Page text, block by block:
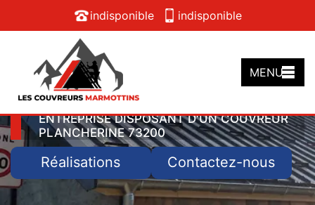
indisponible indisponible
MENU
ENTREPRISE DISPOSANT D'UN COUVREUR
PLANCHERINE 73200
Réalisations Contactez-nous